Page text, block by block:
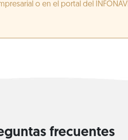
o en el portal del
frecuentes